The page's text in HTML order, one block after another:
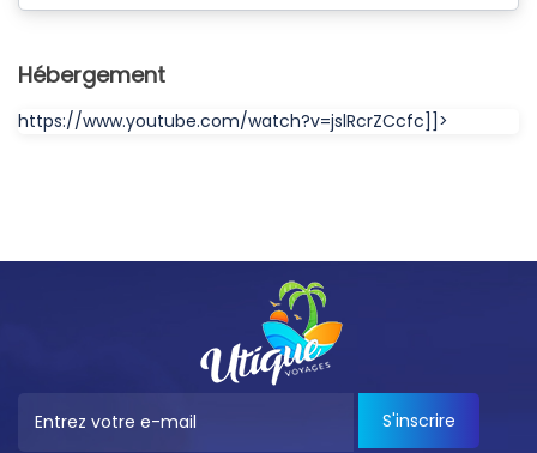
Hébergement
https://www.youtube.com/watch?v=jslRcrZCcfc]]>
S'inscrire